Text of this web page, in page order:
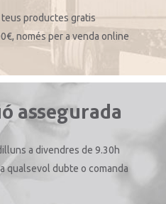
teus productes gratis
només per a venda online
assegurada
a divendres de 9.30h
qualsevol dubte o comanda